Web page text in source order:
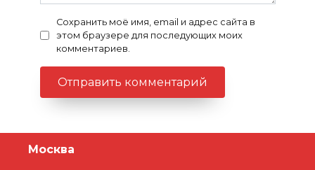
Сохранить моё имя, email и адрес сайта в
этом браузере для последующих моих
комментариев.
Москва